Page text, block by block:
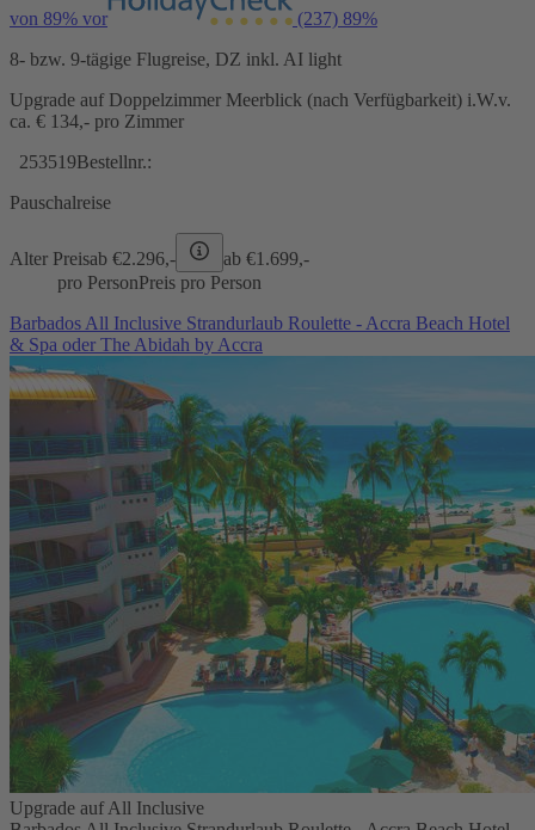
von 89% vor (237) 89%
8- bzw. 9-tägige Flugreise, DZ inkl. AI light
Upgrade auf Doppelzimmer Meerblick (nach Verfügbarkeit) i.W.v.
ca. € 134,- pro Zimmer
253519Bestellnr.:
Pauschalreise
Alter Preisab €2.296,- ab €1.699,-
pro PersonPreis pro Person
Barbados All Inclusive Strandurlaub Roulette - Accra Beach Hotel
& Spa oder The Abidah by Accra
Upgrade auf All Inclusive